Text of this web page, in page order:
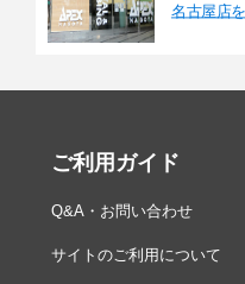
名古屋店
ご利用ガイド
Q&A・お問い合わせ
サイトのご利用について